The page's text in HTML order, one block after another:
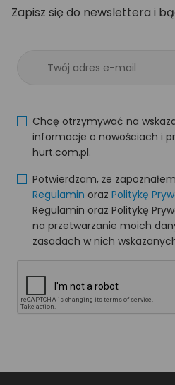
Zapisz się do newslettera i
Chcę otrzymywać na
informacje o nowościach i
hurt.com.pl.
Potwierdzam, że
Regulamin oraz Politykę
Regulamin oraz Politykę
na przetwarzanie moich
zasadach w nich